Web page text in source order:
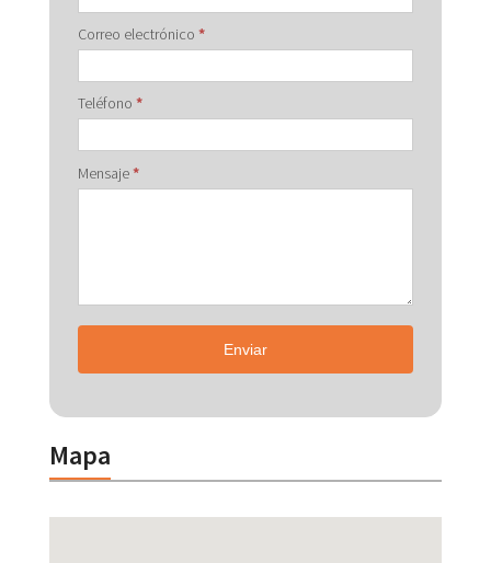
Correo electrónico *
Teléfono *
Mensaje*
Enviar
Mapa